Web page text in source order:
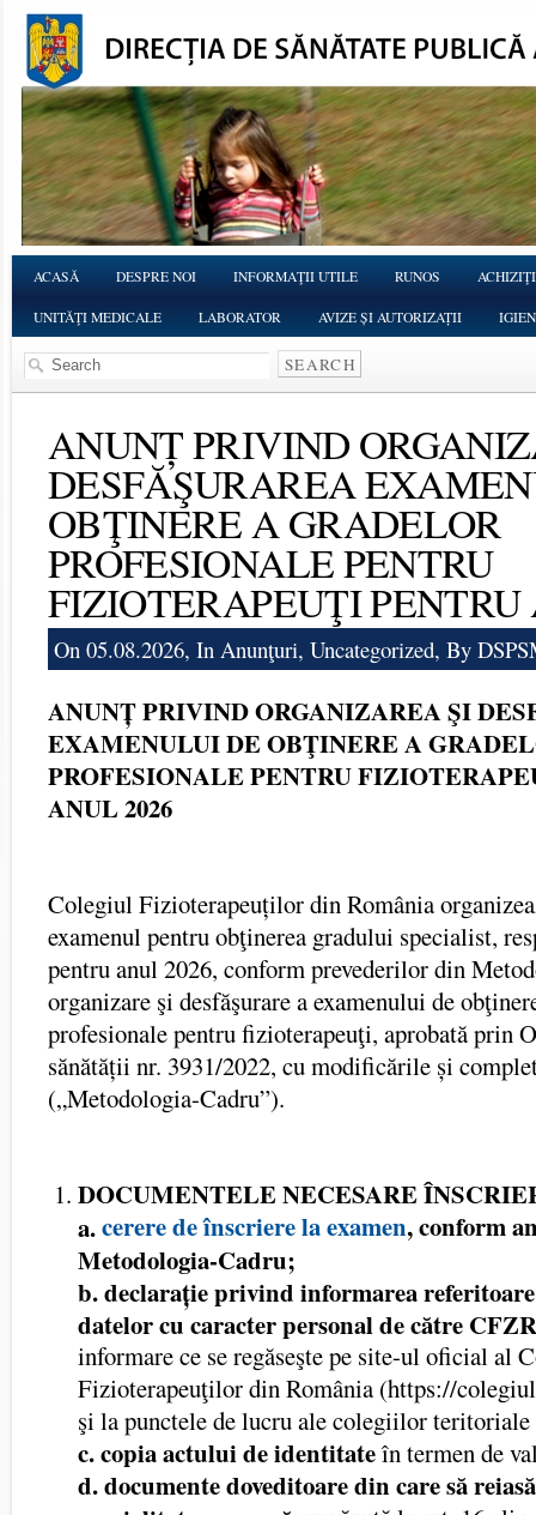
ACASĂ DESPRE NOI INFORMAŢII UTILE RUNOS
UNITĂŢI MEDICALE LABORATOR AVIZE ȘI AUTORIZAȚII
ANUNȚ PRIVIND
DESFĂŞURAREA
OBŢINERE A GRADELOR
PROFESIONALE PENTRU
FIZIOTERAPEUŢI PENTRU
On 05.08.2026, In Anunţuri, Uncategorized, By
ANUNȚ PRIVIND ORGANIZAREA ŞI
EXAMENULUI DE OBŢINERE A
PROFESIONALE PENTRU
ANUL 2026
Colegiul Fizioterapeuților din România
examenul pentru obţinerea gradului specialist,
pentru anul 2026, conform prevederilor din
organizare şi desfăşurare a examenului de
profesionale pentru fizioterapeuţi, aprobată prin
sănătății nr. 3931/2022, cu modificările și
(„Metodologia-Cadru”).
DOCUMENTELE NECESARE
a.cerere de înscriere la examen, conform
Metodologia-Cadru;
b. declarație privind informarea
datelor cu caracter personal de către
informare ce se regăseşte pe site-ul oficial al
Fizioterapeuţilor din România (https://
şi la punctele de lucru ale colegiilor teritoriale
c. copia actului de identitateîn termen de
d. documente doveditoare din care să